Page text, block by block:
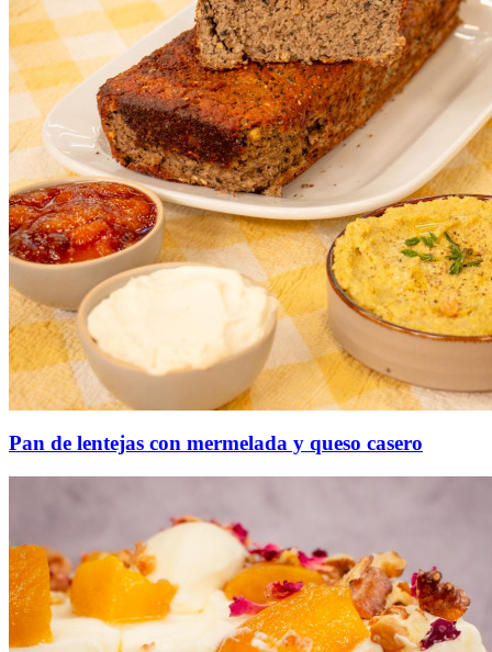
Pan de lentejas con mermelada y queso casero